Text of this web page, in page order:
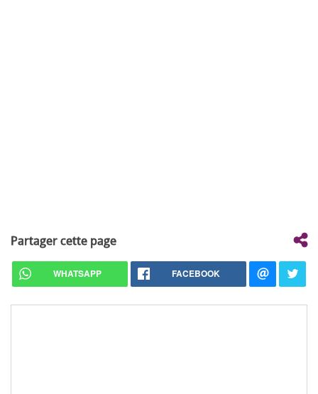
Partager cette page
WHATSAPP FACEBOOK